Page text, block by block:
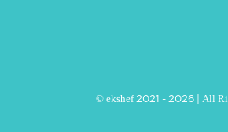
© ekshef 2021 - 2026 | All